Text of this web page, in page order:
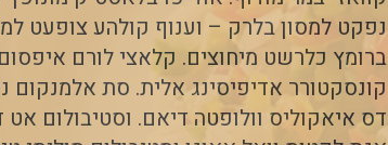
נפקט למסון בלרק – וענוף קולהע צופעט
ברומץ כלרשט מיחוצים. קלאצי לורם
קונסקטורר אדיפיסינג אלית. סת אלמנקום
דס איאקוליס וולופטה דיאם. וסטיבולום אט